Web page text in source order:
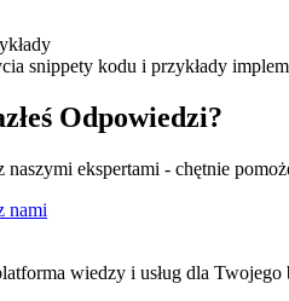
snippety kodu i przykłady
Odpowiedzi?
naszymi ekspertami - chętnie
nami
wiedzy i usług dla Twojego